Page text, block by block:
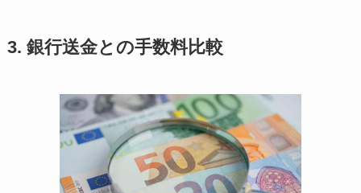
3. 銀行送金との手数料比較